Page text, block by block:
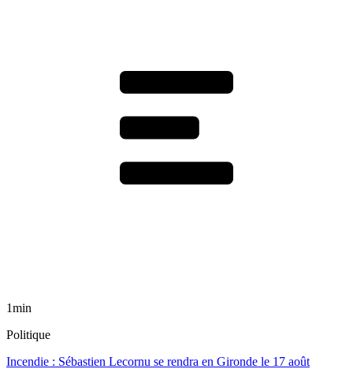
1min
Politique
Incendie : Sébastien Lecornu se rendra en Gironde le 17 août